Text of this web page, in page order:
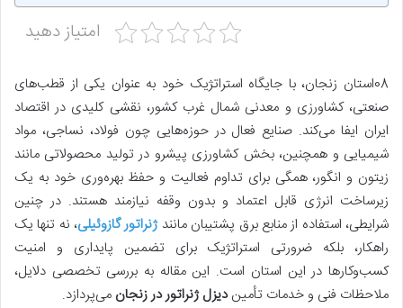
امتیاز دهید
08استان زنجان، با جایگاه استراتژیک خود به عنوان یکی از قطب‌های
صنعتی، کشاورزی و معدنی شمال غرب کشور، نقشی کلیدی در اقتصاد
ایران ایفا می‌کند. صنایع فعال در حوزه‌هایی چون فولاد، نساجی، مواد
شیمیایی و همچنین، بخش کشاورزی پیشرو در تولید محصولاتی مانند
زیتون و انگور، همگی برای تداوم فعالیت و حفظ بهره‌وری خود به یک
زیرساخت انرژی قابل اعتماد و بدون وقفه نیازمند هستند. در چنین
شرایطی، استفاده از منابع برق پشتیبان مانندژنراتور گازوئیلی، نه تنها یک
راهکار، بلکه ضرورتی استراتژیک برای تضمین پایداری و امنیت
کسب‌وکارها در این استان است. این مقاله به بررسی تخصصی دلایل،
ملاحظات فنی و خدمات تأمیندیزل ژنراتور در زنجان می‌پردازد.